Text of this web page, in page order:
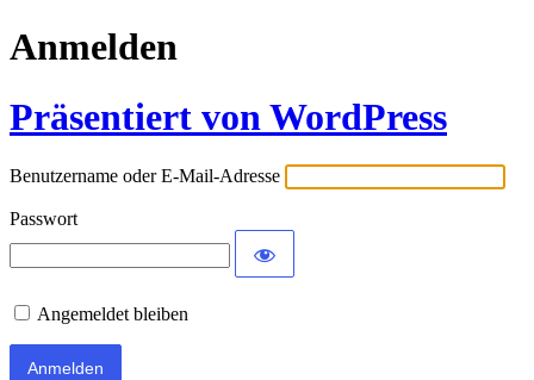
Anmelden
Präsentiert von WordPress
Benutzername oder E-Mail-Adresse
Passwort
Angemeldet bleiben